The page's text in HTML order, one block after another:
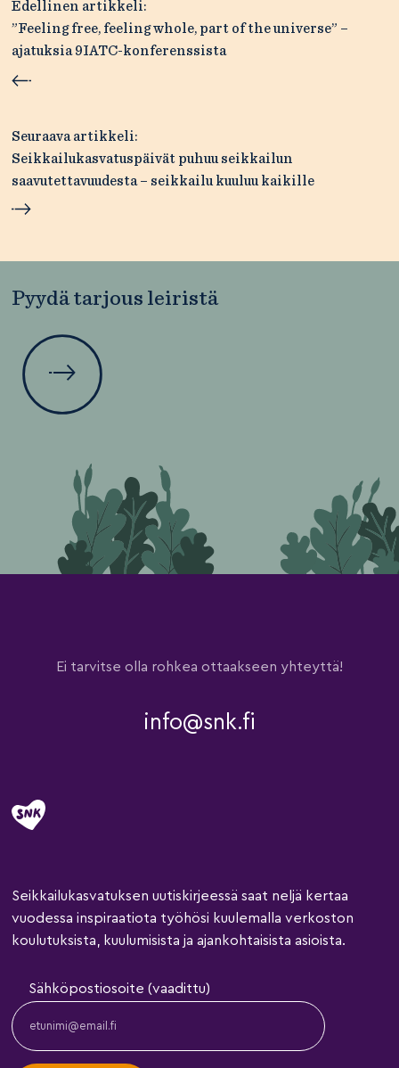
Artikkelien
selaus
Edellinen artikkeli:
”Feeling free, feeling whole, part of the universe” –
ajatuksia 9IATC-konferenssista
Seuraava artikkeli:
Seikkailukasvatuspäivät puhuu seikkailun
saavutettavuudesta – seikkailu kuuluu kaikille
Pyydä tarjous leiristä
Ei tarvitse olla rohkea ottaakseen yhteyttä!
info@snk.fi
Seikkailukasvatuksen uutiskirjeessä saat neljä kertaa
vuodessa inspiraatiota työhösi kuulemalla verkoston
koulutuksista, kuulumisista ja ajankohtaisista asioista.
Sähköpostiosoite (vaadittu)